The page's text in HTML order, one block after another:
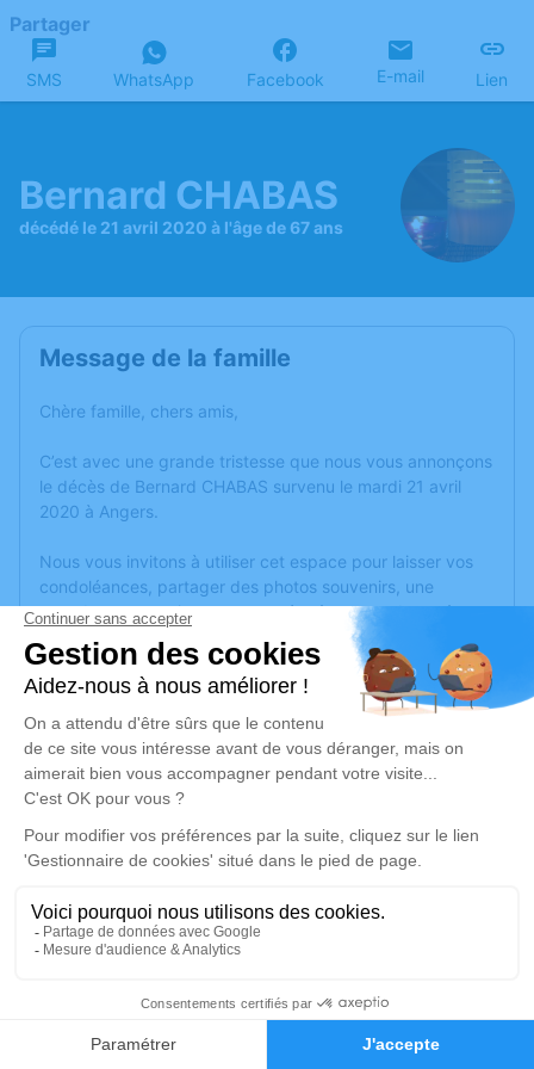
Faire-part Hommages
Partager
SMS WhatsApp Facebook E-mail Lien
Bernard CHABAS
décédé le 21 avril 2020 à l'âge de 67 ans
Message de la famille
Chère famille, chers amis,
C’est avec une grande tristesse que nous vous annonçons
le décès de Bernard CHABAS survenu le mardi 21 avril
2020 à Angers.
Nous vous invitons à utiliser cet espace pour laisser vos
condoléances, partager des photos souvenirs, une
anecdote ou exprimer vos pensées à travers des poèmes
ou des textes. Cet endroit est un lieu d'expression dédié à
honorer la mémoire de Bernard CHABAS.
Un service de plantation d’arbre hommage estdisponible
vendredi 24 avril 2020 à 15h00
Eglise de Corné
49630 Corné
Je rends hommage